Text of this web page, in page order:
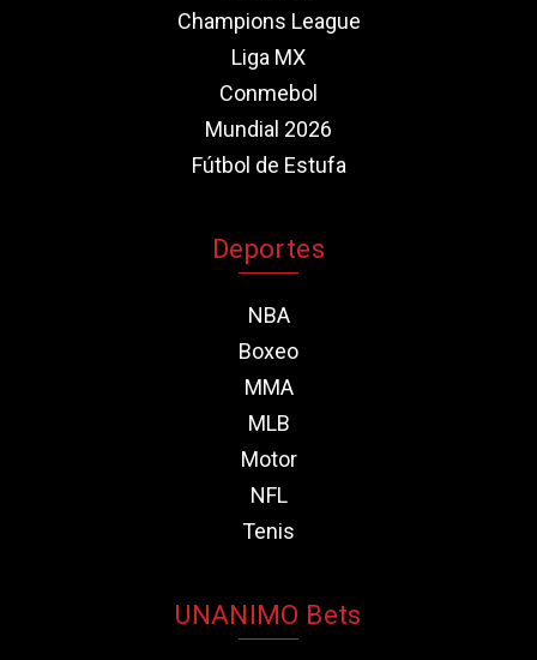
Champions League
Liga MX
Conmebol
Mundial 2026
Fútbol de Estufa
Deportes
NBA
Boxeo
MMA
MLB
Motor
NFL
Tenis
UNANIMO Bets